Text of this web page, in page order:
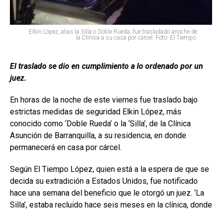
Elkin López, alias la Silla o Doble Rueda, fue trasladado anoche de
la Clínica a su casa por cárcel. Foto: El Tiempo.
El traslado se dio en cumplimiento a lo ordenado por un
juez.
En horas de la noche de este viernes fue traslado bajo
estrictas medidas de seguridad Elkin López, más
conocido como ‘Doble Rueda’ o la ‘Silla’, de la Clínica
Asunción de Barranquilla, a su residencia, en donde
permanecerá en casa por cárcel.
Según El Tiempo López, quien está a la espera de que se
decida su extradición a Estados Unidos, fue notificado
hace una semana del beneficio que le otorgó un juez. ‘La
Silla’, estaba recluido hace seis meses en la clínica, donde